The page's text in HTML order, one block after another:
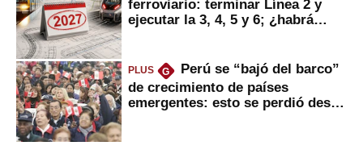
ferroviario: terminar Línea 2 y
ejecutar la 3, 4, 5 y 6; ¿habrá
PLUS G
Perú se “bajó del barco”
de crecimiento de países
emergentes: esto se perdió desde